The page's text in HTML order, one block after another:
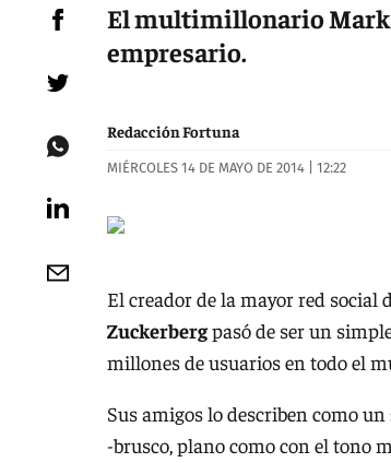
El multimillonario Mark
empresario.
Redacción Fortuna
MIÉRCOLES 14 DE MAYO DE 2014 | 12:22
El creador de la mayor red social
Zuckerbergpasó de ser un
millones de usuarios en todo el
Sus amigos lo describen como un
-brusco, plano como con el tono